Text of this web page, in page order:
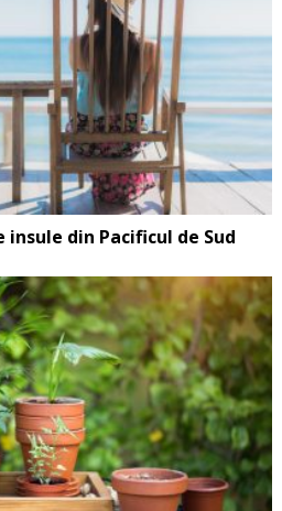
din Pacificul de Sud